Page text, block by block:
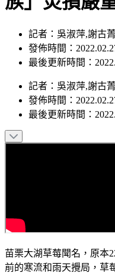
族」災損嚴
記者：吳淑萍,謝古
發佈時間：
記者：吳淑萍,謝古
發佈時間：
苗栗大湖草莓聞名，原本